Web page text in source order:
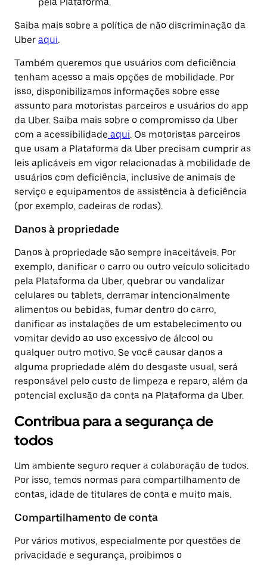
Saiba mais sobre a política de não discriminação da
Uber aqui.
Também queremos que usuários com deficiência
tenham acesso a mais opções de mobilidade. Por
isso, disponibilizamos informações sobre esse
assunto para motoristas parceiros e usuários do app
da Uber. Saiba mais sobre o compromisso da Uber
com a acessibilidade aqui. Os motoristas parceiros
que usam a Plataforma da Uber precisam cumprir as
leis aplicáveis em vigor relacionadas à mobilidade de
usuários com deficiência, inclusive de animais de
serviço e equipamentos de assistência à deficiência
(por exemplo, cadeiras de rodas).
Danos à propriedade
Danos à propriedade são sempre inaceitáveis. Por
exemplo, danificar o carro ou outro veículo solicitado
pela Plataforma da Uber, quebrar ou vandalizar
celulares ou tablets, derramar intencionalmente
alimentos ou bebidas, fumar dentro do carro,
danificar as instalações de um estabelecimento ou
vomitar devido ao uso excessivo de álcool ou
qualquer outro motivo. Se você causar danos a
alguma propriedade além do desgaste usual, será
responsável pelo custo de limpeza e reparo, além da
potencial exclusão da conta na Plataforma da Uber.
Contribua para a segurança de
todos
Um ambiente seguro requer a colaboração de todos.
Por isso, temos normas para compartilhamento de
contas, idade de titulares de conta e muito mais.
Compartilhamento de conta
Por vários motivos, especialmente por questões de
privacidade e segurança, proibimos o